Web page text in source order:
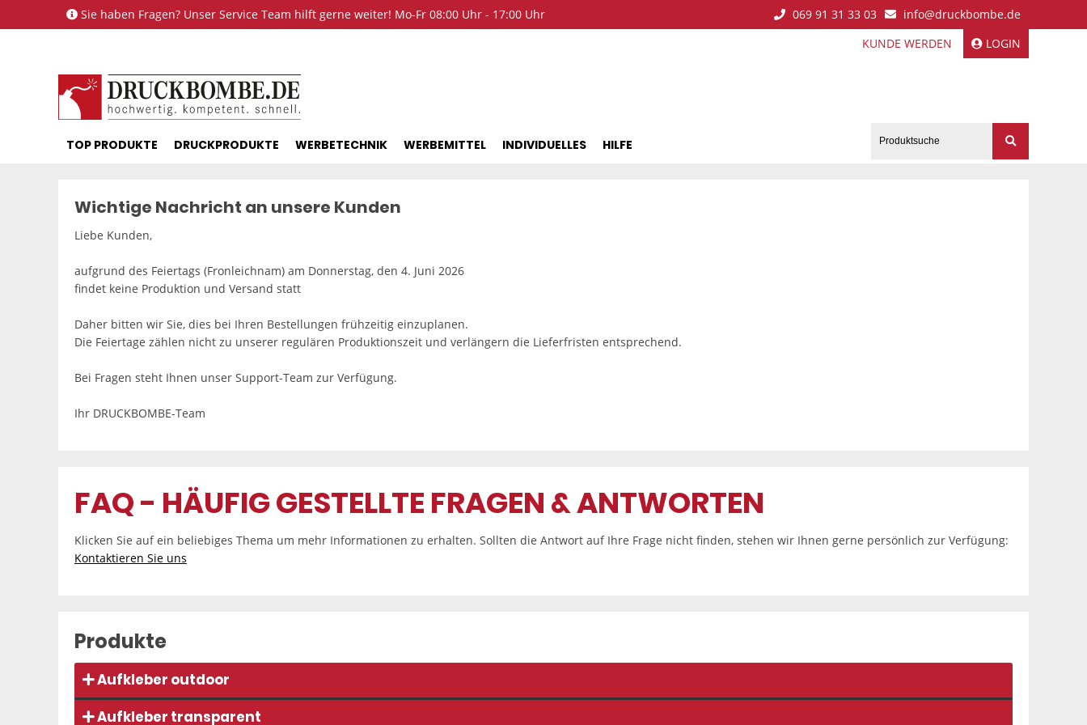
Sie haben Fragen? Unser Service Team hilft gerne weiter! Mo-Fr 08:00 Uhr - 17:00 Uhr 069 91 31 33 03
info@druckbombe.de
KUNDE WERDEN
LOGIN
TOP PRODUKTE DRUCKPRODUKTE WERBETECHNIK WERBEMITTEL INDIVIDUELLES HILFE
Wichtige Nachricht an unsere Kunden
Liebe Kunden,
aufgrund des Feiertags (Fronleichnam) am Donnerstag, den 4. Juni 2026
findet keine Produktion und Versand statt
Daher bitten wir Sie, dies bei Ihren Bestellungen frühzeitig einzuplanen.
Die Feiertage zählen nicht zu unserer regulären Produktionszeit und verlängern die Lieferfristen entsprechend.
Bei Fragen steht Ihnen unser Support-Team zur Verfügung.
Ihr DRUCKBOMBE-Team
FAQ - HÄUFIG GESTELLTE FRAGEN & ANTWORTEN
Klicken Sie auf ein beliebiges Thema um mehr Informationen zu erhalten. Sollten die Antwort auf Ihre Frage nicht finden, stehen wir Ihnen gerne persönlich zur Verfügung:
Kontaktieren Sie uns
Produkte
Aufkleber outdoor
Aufkleber transparent